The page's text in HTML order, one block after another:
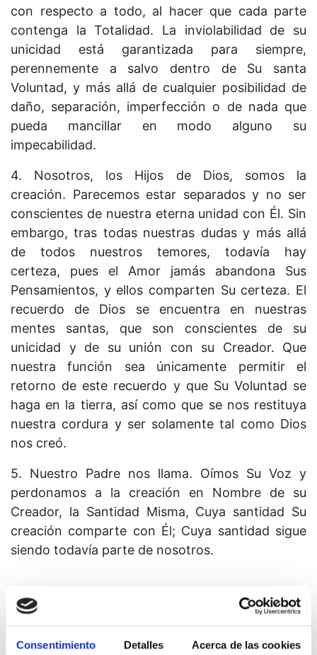
Consentimiento Detalles Acerca de las cookies
con respecto a todo, al hacer que cada parte
contenga la Totalidad. La inviolabilidad de su
unicidad está garantizada para siempre,
perennemente a salvo dentro de Su santa
Voluntad, y más allá de cualquier posibilidad de
daño, separación, imperfección o de nada que
pueda mancillar en modo alguno su
impecabilidad.
4. Nosotros, los Hijos de Dios, somos la
creación. Parecemos estar separados y no ser
conscientes de nuestra eterna unidad con Él. Sin
embargo, tras todas nuestras dudas y más allá
de todos nuestros temores, todavía hay
certeza, pues el Amor jamás abandona Sus
Pensamientos, y ellos comparten Su certeza. El
recuerdo de Dios se encuentra en nuestras
mentes santas, que son conscientes de su
unicidad y de su unión con su Creador. Que
nuestra función sea únicamente permitir el
retorno de este recuerdo y que Su Voluntad se
haga en la tierra, así como que se nos restituya
nuestra cordura y ser solamente tal como Dios
nos creó.
5. Nuestro Padre nos llama. Oímos Su Voz y
perdonamos a la creación en Nombre de su
Creador, la Santidad Misma, Cuya santidad Su
creación comparte con Él; Cuya santidad sigue
siendo todavía parte de nosotros.
Lección 325